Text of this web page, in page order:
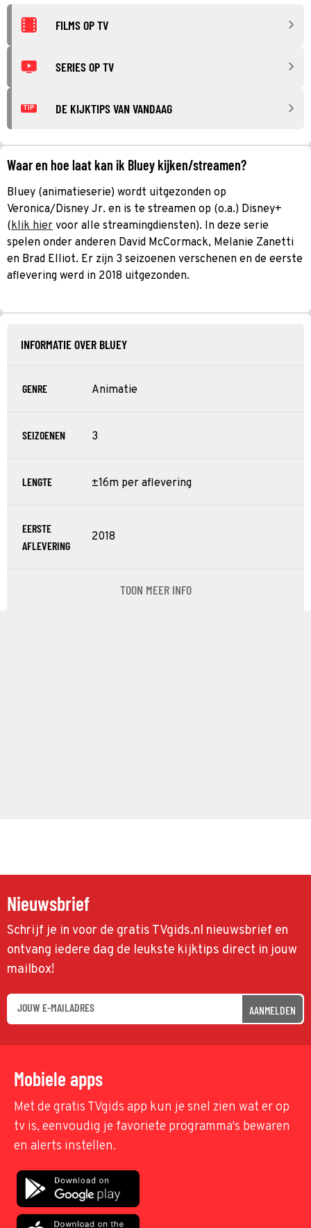
FILMS OP TV
SERIES OP TV
TIP DE KIJKTIPS VAN VANDAAG
Waar en hoe laat kan ik Bluey kijken/streamen?
Bluey (animatieserie) wordt uitgezonden op
Veronica/Disney Jr. en is te streamen op (o.a.) Disney+
(klik hier voor alle streamingdiensten). In deze serie
spelen onder anderen David McCormack, Melanie Zanetti
en Brad Elliot. Er zijn 3 seizoenen verschenen en de eerste
aflevering werd in 2018 uitgezonden.
INFORMATIE OVER BLUEY
GENRE Animatie
SEIZOENEN 3
LENGTE ±16m per aflevering
EERSTE
AFLEVERING
2018
TOON MEER INFO
Nieuwsbrief
Schrijf je in voor de gratis TVgids.nl nieuwsbrief en
ontvang iedere dag de leukste kijktips direct in jouw
mailbox!
AANMELDEN
Mobiele apps
Met de gratis TVgids app kun je snel zien wat er op
tv is, eenvoudig je favoriete programma's bewaren
en alerts instellen.